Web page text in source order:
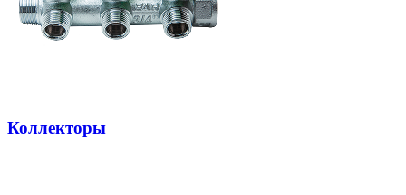
Коллекторы